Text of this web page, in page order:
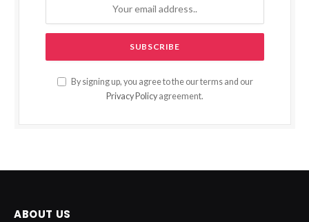
By signing up, you agree to the our terms and our
Privacy Policy agreement.
ABOUT US